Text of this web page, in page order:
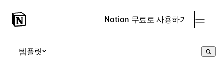
Notion 무료로 사용하기
템플릿